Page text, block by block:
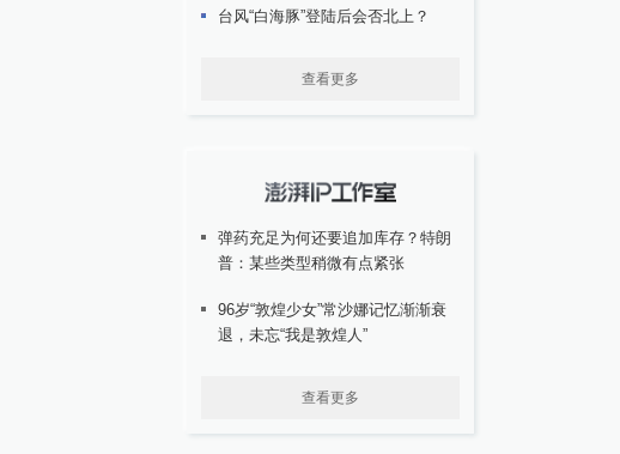
台风“白海豚”登陆后会否北上？
查看更多
弹药充足为何还要追加库存？特朗
普：某些类型稍微有点紧张
96岁“敦煌少女”常沙娜记忆渐渐衰
退，未忘“我是敦煌人”
查看更多